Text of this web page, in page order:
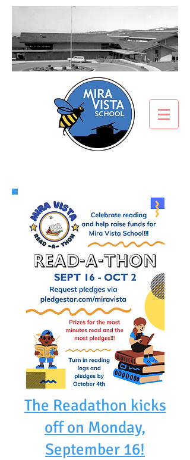
The Readathon kicks
off on Monday,
September 16!